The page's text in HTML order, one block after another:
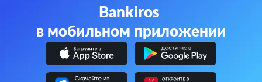
Bankiros
в мобильном приложении